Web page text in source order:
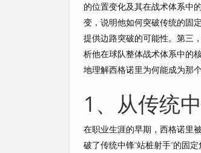
的位置变化及其在战术体系中
变，说明他如何突破传统的固
提供边路突破的可能性。第三
析他在球队整体战术体系中的
地理解西格诺里为何能成为那
1、从传统
在职业生涯的早期，西格诺里
破了传统中锋“站桩射手”的固